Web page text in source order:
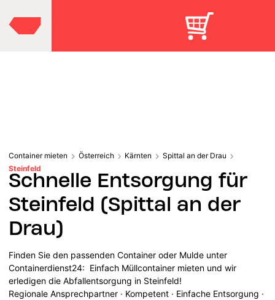
Container mieten Österreich Kärnten
Spittal an der Drau
Steinfeld
Schnelle Entsorgung für
Steinfeld (Spittal an der
Drau)
Finden Sie den passenden Container oder Mulde unter
Containerdienst24: Einfach Müllcontainer mieten und wir
erledigen die Abfallentsorgung in Steinfeld!
Regionale Ansprechpartner · Kompetent · Einfache Entsorgung ·